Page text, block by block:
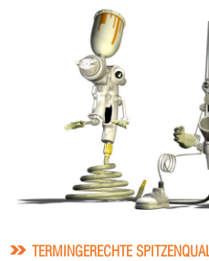
TERMINGERECHTE